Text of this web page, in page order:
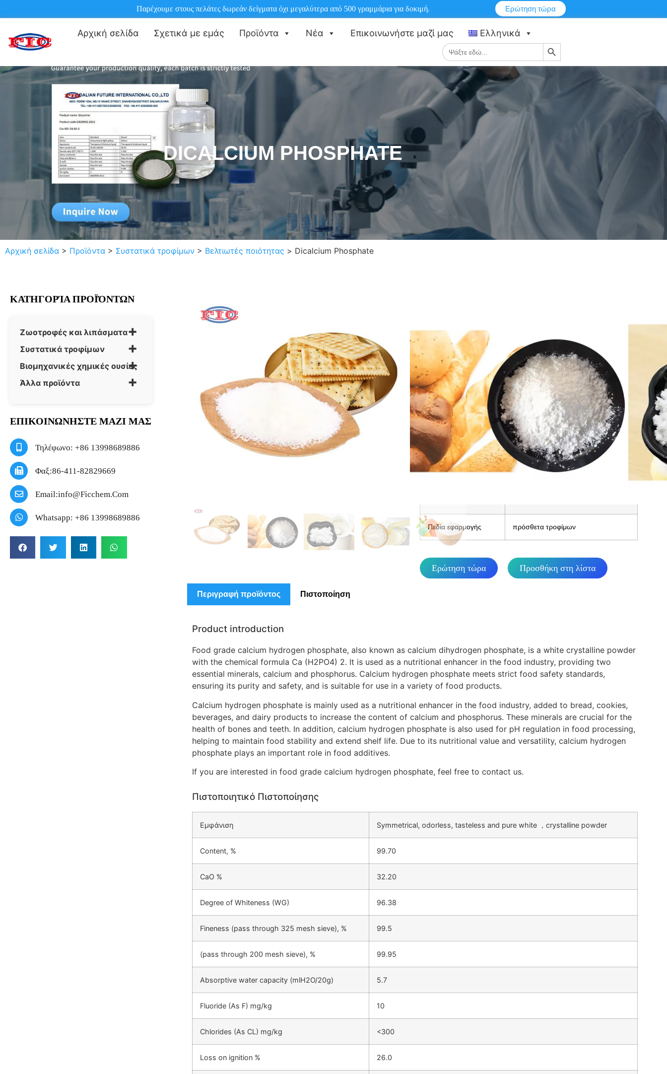
Παρέχουμε στους πελάτες δωρεάν δείγματα όχι μεγαλύτερα από 500 γραμμάρια για δοκιμή. Ερώτηση τώρα
Αρχική σελίδα Σχετικά με εμάς Προϊόντα Νέα Επικοινωνήστε μαζί μας Ελληνικά
Αναζήτηση
για:
Κουμπί αναζήτησης
DICALCIUM PHOSPHATE
Αρχική σελίδα > Προϊόντα > Συστατικά τροφίμων > Βελτιωτές ποιότητας > Dicalcium Phosphate
ΚΑΤΗΓΟΡΊΑ ΠΡΟΪΌΝΤΩΝ
Ζωοτροφές και λιπάσματα+
Συστατικά τροφίμων +
Βιομηχανικές χημικές ουσίες
+
Άλλα προϊόντα +
ΕΠΙΚΟΙΝΩΝΗΣΤΕ ΜΑΖΙ ΜΑΣ
Τηλέφωνο: +86 13998689886
Φαξ:86-411-82829669
Email:info@ficchem.com
Whatsapp: +86 13998689886
Ψευδώνυμο
CAS Αριθ. 7757-93-9
Χημικός τύπος Ca(H2PO4)2
Αριθμός EINECS 231-826-1
Εμφάνιση White crystalline powder
MOQ 25 t
Πεδία εφαρμογής πρόσθετα τροφίμων
Ερώτηση τώρα Προσθήκη στη λίστα
Περιγραφή προϊόντος Πιστοποίηση
Product introduction
Food grade calcium hydrogen phosphate, also known as calcium dihydrogen phosphate, is a white crystalline powder
with the chemical formula Ca (H2PO4) 2. It is used as a nutritional enhancer in the food industry, providing two
essential minerals, calcium and phosphorus. Calcium hydrogen phosphate meets strict food safety standards,
ensuring its purity and safety, and is suitable for use in a variety of food products.
Calcium hydrogen phosphate is mainly used as a nutritional enhancer in the food industry, added to bread, cookies,
beverages, and dairy products to increase the content of calcium and phosphorus. These minerals are crucial for the
health of bones and teeth. In addition, calcium hydrogen phosphate is also used for pH regulation in food processing,
helping to maintain food stability and extend shelf life. Due to its nutritional value and versatility, calcium hydrogen
phosphate plays an important role in food additives.
If you are interested in food grade calcium hydrogen phosphate, feel free to contact us.
Πιστοποιητικό Πιστοποίησης
Εμφάνιση Symmetrical, odorless, tasteless and pure white ，crystalline powder
Content, % 99.70
CaO % 32.20
Degree of Whiteness (WG) 96.38
Fineness (pass through 325 mesh sieve), % 99.5
(pass through 200 mesh sieve), % 99.95
Absorptive water capacity (mlH2O/20g) 5.7
Fluoride (As F) mg/kg 10
Chlorides (As CL) mg/kg <300
Loss on ignition % 26.0